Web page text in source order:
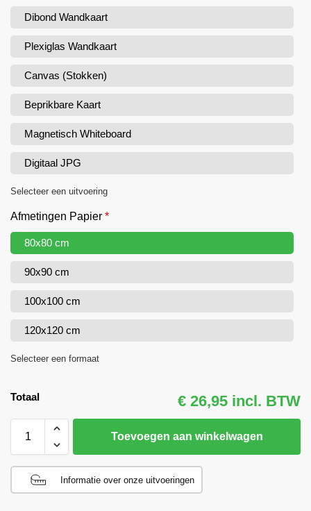
Dibond Wandkaart
Plexiglas Wandkaart
Canvas (Stokken)
Beprikbare Kaart
Magnetisch Whiteboard
Digitaal JPG
Selecteer een uitvoering
Afmetingen Papier *
80x80 cm
90x90 cm
100x100 cm
120x120 cm
Selecteer een formaat
Totaal € 26,95 incl. BTW
Toevoegen aan winkelwagen
Informatie over onze uitvoeringen